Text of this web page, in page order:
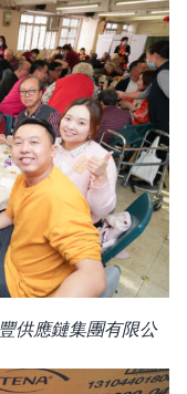
供應鏈集團有限公